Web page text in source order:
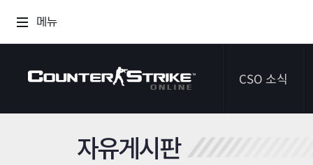
메뉴
CSO 소식
자유게시판